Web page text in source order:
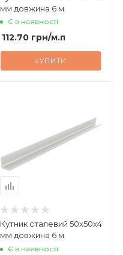
мм довжина 6 м.
Є в наявності
112.70грн/м.п
КУПИТИ
Кутник сталевий 50х50х4
мм довжина 6 м.
Є в наявності